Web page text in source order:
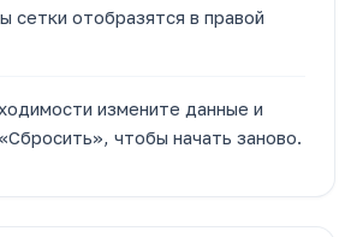
сетки отобразятся в правой
измените данные и
чтобы начать заново.